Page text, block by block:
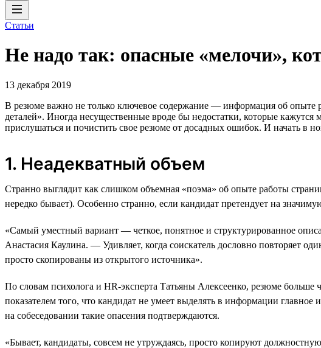
Статьи
Не надо так: опасные «мелочи»,
13 декабря 2019
В резюме важно не только ключевое содержание — информация об
деталей». Иногда несущественные вроде бы недостатки, которые
прислушаться и почистить свое резюме от досадных ошибок. И начать в
1. Неадекватный объем
Странно выглядит как слишком объемная «поэма» об опыте работы
нередко бывает). Особенно странно, если кандидат претендует на
«Самый уместный вариант — четкое, понятное и структурированное
Анастасия Каулина. — Удивляет, когда соискатель дословно повторяет
просто скопированы из открытого источника».
По словам психолога и HR-эксперта Татьяны Алексеенко, резюме
показателем того, что кандидат не умеет выделять в информации
на собеседовании такие опасения подтверждаются.
«Бывает, кандидаты, совсем не утруждаясь, просто копируют